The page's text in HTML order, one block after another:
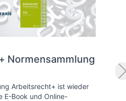
Normensammlung
Arbeitsrecht+ ist wieder
E-Book und Online-